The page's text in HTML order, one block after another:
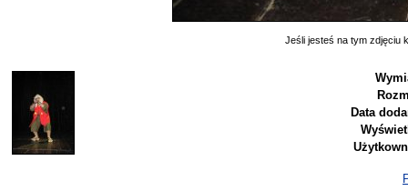
Jeśli jesteś na tym zdjęciu
Data